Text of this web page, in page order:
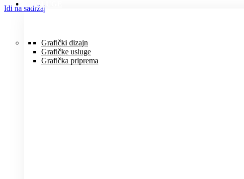
Idi na sadržajUSLUGE
Grafički dizajn
Grafičke usluge
Grafička priprema